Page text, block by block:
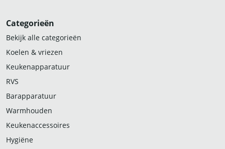
Categorieën
Bekijk alle categorieën
Koelen & vriezen
Keukenapparatuur
RVS
Barapparatuur
Warmhouden
Keukenaccessoires
Hygiëne